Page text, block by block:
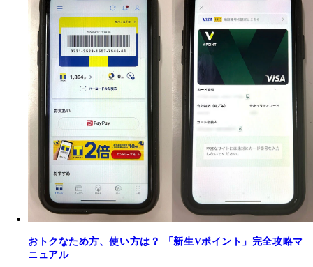
おトクなため方、使い方は？ 「新生Vポイント」完全攻略マ
ニュアル